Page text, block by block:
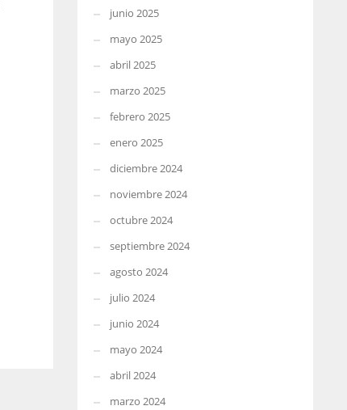
junio 2025
mayo 2025
abril 2025
marzo 2025
febrero 2025
enero 2025
diciembre 2024
noviembre 2024
octubre 2024
septiembre 2024
agosto 2024
julio 2024
junio 2024
mayo 2024
abril 2024
marzo 2024